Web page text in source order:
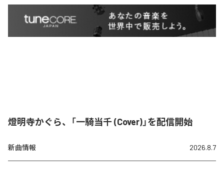
燈明寺かぐら、「一騎当千 (Cover)」を配信開始
新曲情報 2026.8.7